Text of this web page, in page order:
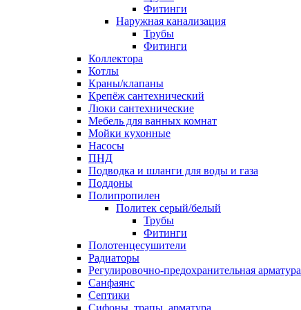
Фитинги
Наружная канализация
Трубы
Фитинги
Коллектора
Котлы
Краны/клапаны
Крепёж сантехнический
Люки сантехнические
Мебель для ванных комнат
Мойки кухонные
Насосы
ПНД
Подводка и шланги для воды и газа
Поддоны
Полипропилен
Политек серый/белый
Трубы
Фитинги
Полотенцесушители
Радиаторы
Регулировочно-предохранительная арматура
Санфаянс
Септики
Сифоны, трапы, арматура